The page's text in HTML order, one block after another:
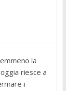
la
riesce a
i